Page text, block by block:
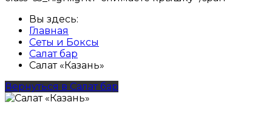
Вы здесь:
Главная
Сеты и Боксы
Салат бар
Салат «Казань»
Вернуться в Салат бар